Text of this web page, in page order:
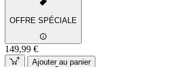
OFFRE SPÉCIALE
149,99 €
Ajouter au panier